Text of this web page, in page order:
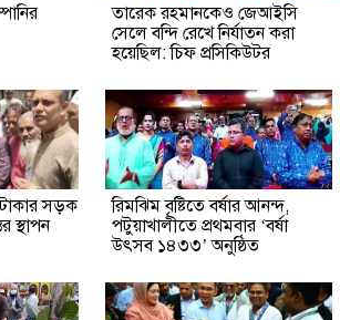
তারেক রহমানকেও জেআইসি
সেলে বন্দি রেখে নির্যাতন করা
হয়েছিল: চিফ প্রসিকিউটর
সড়ক
স্থাপন
রিমঝিম বৃষ্টিতে বর্ষার আনন্দ,
পটুয়াখালীতে প্রথমবার ‘বর্ষা
উৎসব ১৪৩৩’ অনুষ্ঠিত